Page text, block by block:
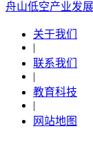
舟山低空产业发
关于我们
|
联系我们
|
教育科技
|
网站地图